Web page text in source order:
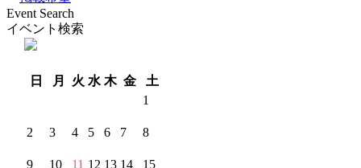
Event Search
イベント検索
日
月 火 水 木 金
土
1
2 3 4 5 6 7 8
9 10 11 12 13 14 15